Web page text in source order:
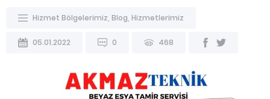
Hizmet Bölgelerimiz Blog Hizmetlerimiz
05.01.2022 0 468